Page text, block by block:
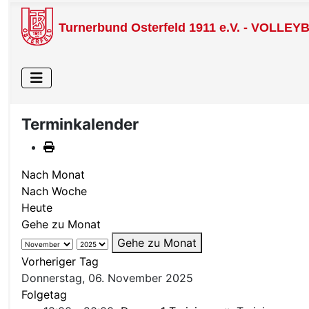
Turnerbund Osterfeld 1911 e.V. -
Terminkalender
Nach Monat
Nach Woche
Heute
Gehe zu Monat
Gehe zu Monat
Vorheriger Tag
Donnerstag, 06. November 2025
Folgetag